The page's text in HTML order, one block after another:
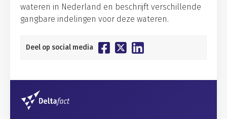
wateren in Nederland en beschrijft verschillende
gangbare indelingen voor deze wateren.
Deel op social media